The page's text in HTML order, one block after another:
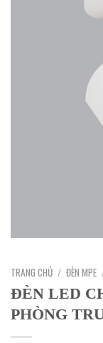
TRANG CHỦ / ĐÈN MPE
ĐÈN LED
PHÒNG